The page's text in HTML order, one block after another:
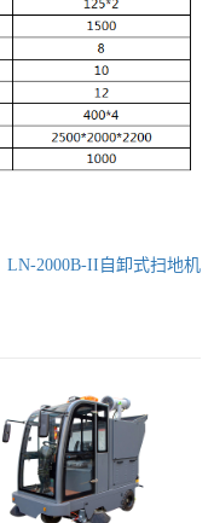
LN-2000B-II自卸式扫地机